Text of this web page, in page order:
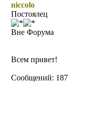
niccolo
Постоялец
Вне Форума
Всем привет!
Сообщений: 187